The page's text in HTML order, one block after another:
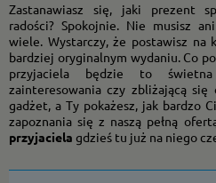
Zastanawiasz się, jaki prezent
radości? Spokojnie. Nie musisz
wiele. Wystarczy, że postawisz na
bardziej oryginalnym wydaniu. Co
przyjaciela będzie to
zainteresowania czy zbliżającą się
gadżet, a Ty pokażesz, jak bardzo
zapoznania się z naszą pełną
przyjaciela gdzieś tu już na niego